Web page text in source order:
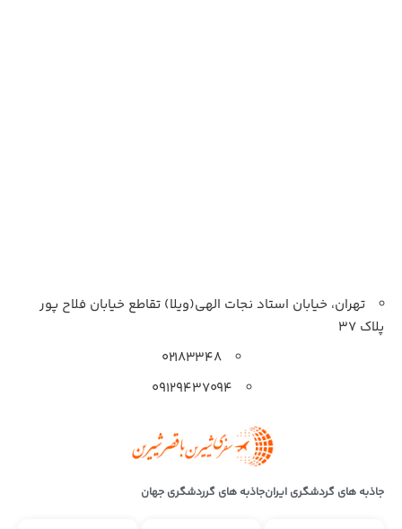
تهران، خیابان استاد نجات الهی(ویلا) تقاطع خیابان فلاح پور
پلاک 37
۰۲۱۸۳۳۴۸
۰۹۱۲۹۴۳۷۰۹۴
جاذبه های گردشگری ایرانجاذبه های گرردشگری جهان